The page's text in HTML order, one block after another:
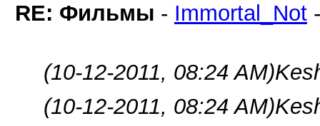
RE: Фильмы - Immortal_Not
(10-12-2011, 08:24 AM)
(10-12-2011, 08:24 AM)